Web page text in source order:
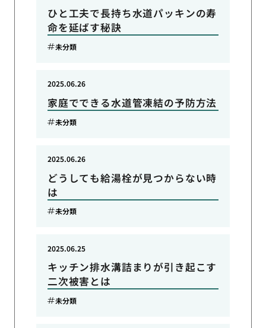
ひと工夫で長持ち水道パッキンの寿
命を延ばす秘訣
未分類
家庭でできる水道管凍結の予防方法
2025.06.26
未分類
どうしても給湯栓が見つからない時
は
2025.06.26
未分類
キッチン排水溝詰まりが引き起こす
二次被害とは
2025.06.25
未分類